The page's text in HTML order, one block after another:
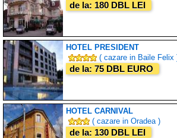
de la: 180 DBL LEI
HOTEL PRESIDENT
( cazare in Baile Felix
de la: 75 DBL EURO
HOTEL CARNIVAL
( cazare in Oradea )
de la: 130 DBL LEI